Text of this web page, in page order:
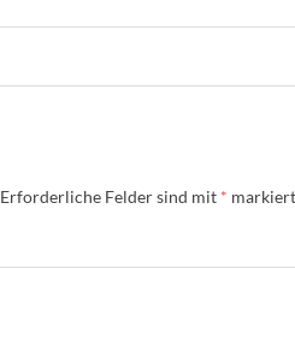
Erforderliche Felder sind mit * markiert